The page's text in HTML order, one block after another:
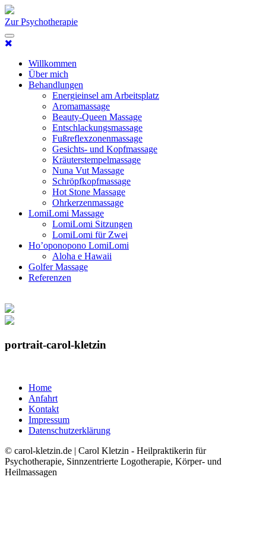
Zur Psychotherapie
Willkommen
Über mich
Behandlungen
Energieinsel am Arbeitsplatz
Aromamassage
Beauty-Queen Massage
Entschlackungsmassage
Fußreflexzonenmassage
Gesichts- und Kopfmassage
Kräuterstempelmassage
Nuna Vut Massage
Schröpfkopfmassage
Hot Stone Massage
Ohrkerzenmassage
LomiLomi Massage
LomiLomi Sitzungen
LomiLomi für Zwei
Ho’oponopono LomiLomi
Aloha e Hawaii
Golfer Massage
Referenzen
portrait-carol-kletzin
Home
Anfahrt
Kontakt
Impressum
Datenschutzerklärung
© carol-kletzin.de | Carol Kletzin - Heilpraktikerin für
Psychotherapie, Sinnzentrierte Logotherapie, Körper- und
Heilmassagen